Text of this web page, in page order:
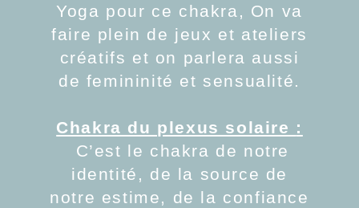
Yoga pour ce chakra, On va
faire plein de jeux et ateliers
créatifs et on parlera aussi
de femininité et sensualité.
Chakra du plexus solaire :
C’est le chakra de notre
identité, de la source de
notre estime, de la confiance